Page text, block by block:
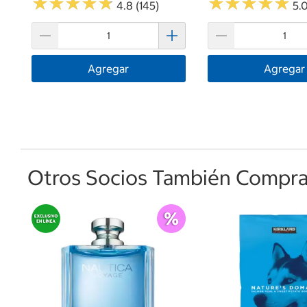
4.8 (145)
Agregar Agregar
Otros Socios También